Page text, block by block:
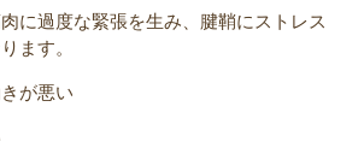
に過度な緊張を生み、腱鞘にストレス
ます。
が悪い